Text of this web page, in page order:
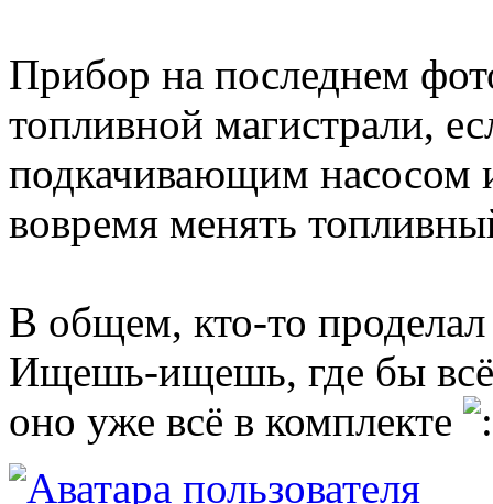
Прибор на последнем
топливной магистрали,
подкачивающим насосом
вовремя менять
В общем, кто-то
Ищешь-ищешь, где бы всё
оно уже всё в комплекте